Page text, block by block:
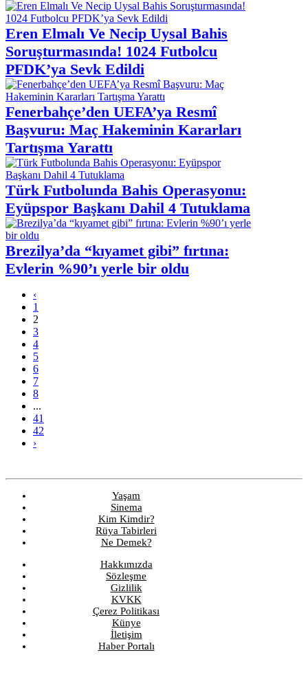
Eren Elmalı Ve Necip Uysal Bahis
Soruşturmasında! 1024 Futbolcu
PFDK’ya Sevk Edildi
Fenerbahçe’den UEFA’ya Resmî
Başvuru: Maç Hakeminin Kararları
Tartışma Yarattı
Türk Futbolunda Bahis Operasyonu:
Eyüpspor Başkanı Dahil 4 Tutuklama
Brezilya’da “kıyamet gibi” fırtına:
Evlerin %90’ı yerle bir oldu
‹
1
2
3
4
5
6
7
8
...
41
42
›
Yaşam
Sinema
Kim Kimdir?
Rüya Tabirleri
Ne Demek?
Hakkımızda
Sözleşme
Gizlilik
KVKK
Çerez Politikası
Künye
İletişim
Haber Portalı